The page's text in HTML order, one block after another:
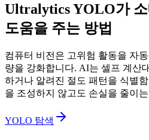
Ultralytics YOLO가 소
도움을 주는 방법
컴퓨터 비전은 고위험 활동을 자
량을 강화합니다. AI는 셀프 계산
하거나 알려진 절도 패턴을 식별
을 조성하지 않고도 손실을 줄이
YOLO 탐색